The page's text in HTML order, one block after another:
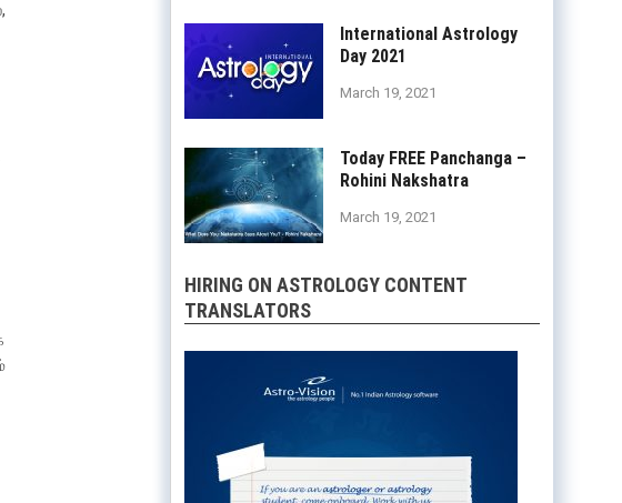
International Astrology
Day 2021
March 19, 2021
Today FREE Panchanga –
Rohini Nakshatra
March 19, 2021
HIRING ON ASTROLOGY CONTENT
TRANSLATORS